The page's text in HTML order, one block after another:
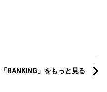
「RANKING」をもっと見る